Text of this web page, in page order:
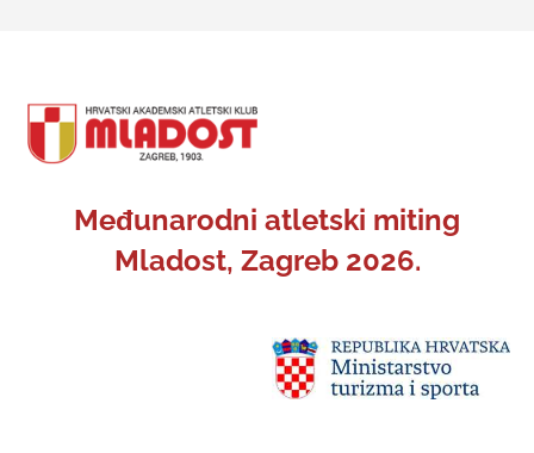
Međunarodni atletski miting
Mladost, Zagreb 2026.